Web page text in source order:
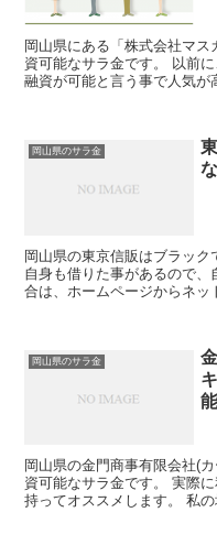
岡山県にある「株式会社マ
資可能なサラ金です。 以前
融資が可能と言う事で人気
岡山県のサラ金
岡山県の東京信販はブラッ
自身も借りた事があるので
合は、ホームページからネッ
岡山県のサラ金
岡山県の金門商事有限会社(
資可能なサラ金です。 実際
持ってオススメします。 私